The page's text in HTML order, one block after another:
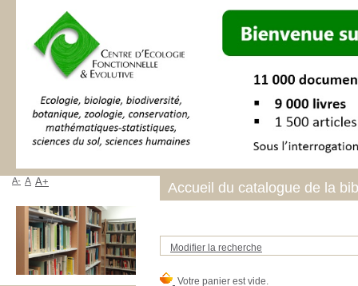
Modifier la recherche
Accueil du catalogue de la
A- A A+